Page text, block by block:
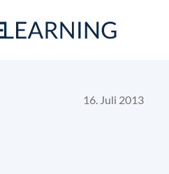
16. Juli 2013